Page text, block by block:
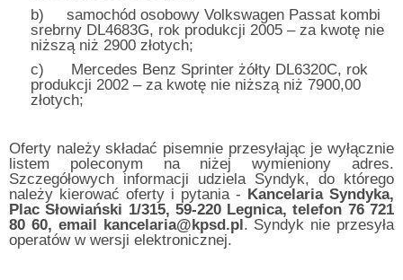
b) samochód osobowy Volkswagen Passat kombi
srebrny DL4683G, rok produkcji 2005 – za kwotę nie
niższą niż 2900 złotych;
c) Mercedes Benz Sprinter żółty DL6320C, rok
produkcji 2002 – za kwotę nie niższą niż 7900,00
złotych;
Oferty należy składać pisemnie przesyłając je wyłącznie
listem poleconym na niżej wymieniony adres.
Szczegółowych informacji udziela Syndyk, do którego
należy kierować oferty i pytania - Kancelaria Syndyka,
Plac Słowiański 1/315, 59-220 Legnica, telefon 76 721
80 60, email kancelaria@kpsd.pl. Syndyk nie przesyła
operatów w wersji elektronicznej.